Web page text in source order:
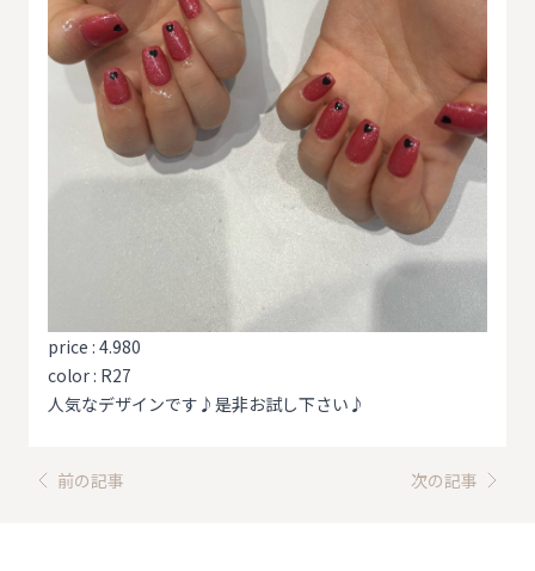
price : 4.980
color : R27
人気なデザインです♪是非お試し下さい♪
前の記事 次の記事